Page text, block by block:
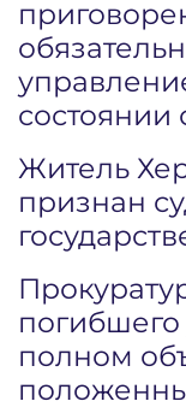
состоянии
Житель
признан
полном